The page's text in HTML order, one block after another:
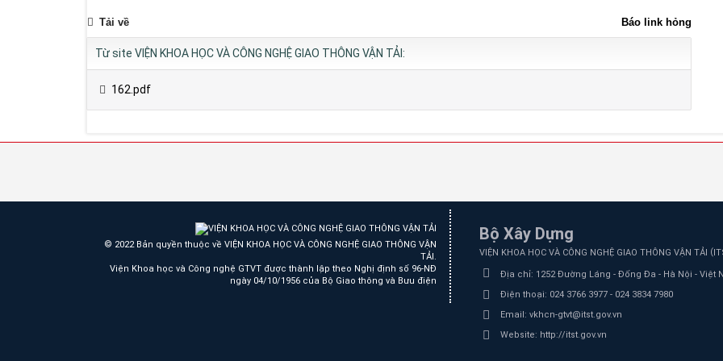
Báo link hỏng
Tải về
Từ site VIỆN KHOA HỌC VÀ CÔNG NGHỆ GIAO THÔNG VẬN TẢI:
162.pdf
© 2022 Bản quyền thuộc về VIỆN KHOA HỌC VÀ CÔNG NGHỆ GIAO THÔNG VẬN
TẢI.
Viện Khoa học và Công nghệ GTVT được thành lập theo Nghị định số 96-NĐ
ngày 04/10/1956 của Bộ Giao thông và Bưu điện
Bộ Xây Dựng
VIỆN KHOA HỌC VÀ CÔNG NGHỆ GIAO THÔNG VẬN TẢI (
Địa chỉ: 1252 Đường Láng - Đống Đa - Hà Nội - Việt
Điện thoại: 024 3766 3977 - 024 3834 7980
Email: vkhcn-gtvt@itst.gov.vn
Website: http://itst.gov.vn